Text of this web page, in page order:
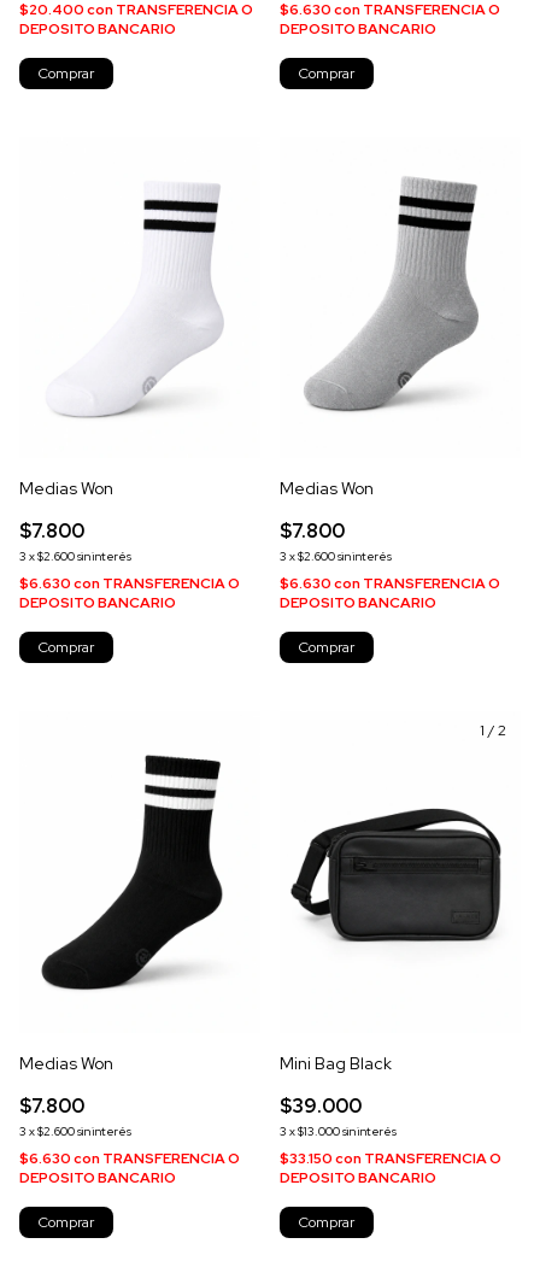
$20.400conTRANSFERENCIA O
DEPOSITO BANCARIO
Comprar
$6.630conTRANSFERENCIA O
DEPOSITO BANCARIO
Comprar
Medias Won
$7.800
3 x$2.600sin interés
$6.630conTRANSFERENCIA O
DEPOSITO BANCARIO
Comprar
Medias Won
$7.800
3 x$2.600sin interés
$6.630conTRANSFERENCIA O
DEPOSITO BANCARIO
Comprar
Medias Won
$7.800
3 x$2.600sin interés
$6.630conTRANSFERENCIA O
DEPOSITO BANCARIO
Comprar
1 /2
Mini Bag Black
$39.000
3 x$13.000sin interés
$33.150conTRANSFERENCIA O
DEPOSITO BANCARIO
Comprar